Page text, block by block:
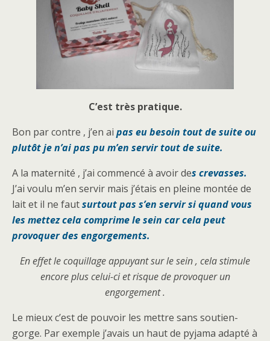
C’est très pratique.
Bon par contre , j’en ai pas eu besoin tout de suite ou
plutôt je n’ai pas pu m’en servir tout de suite.
A la maternité , j’ai commencé à avoir des crevasses.
J’ai voulu m’en servir mais j’étais en pleine montée de
lait et il ne fautsurtout pas s’en servir si quand vous
les mettez cela comprime le sein car cela peut
provoquer des engorgements.
En effet le coquillage appuyant sur le sein , cela stimule
encore plus celui-ci et risque de provoquer un
engorgement .
Le mieux c’est de pouvoir les mettre sans soutien-
gorge. Par exemple j’avais un haut de pyjama adapté à